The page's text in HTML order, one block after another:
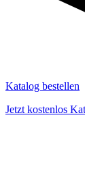
Katalog bestellen
Jetzt kostenlos